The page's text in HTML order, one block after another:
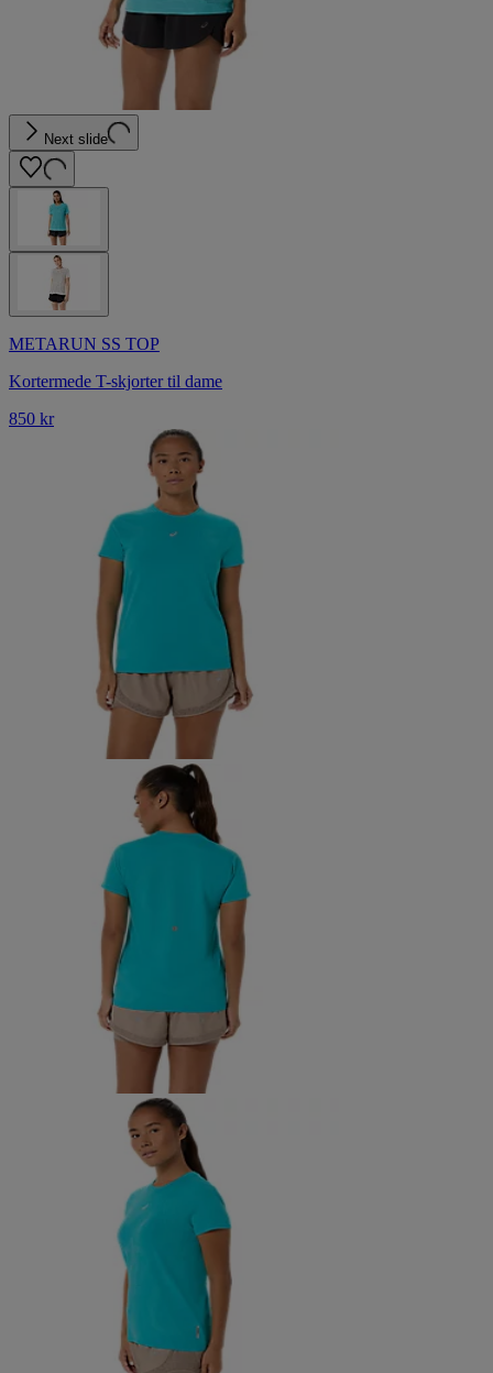
Next slide
METARUN SS TOP
Kortermede T-skjorter til dame
850 kr